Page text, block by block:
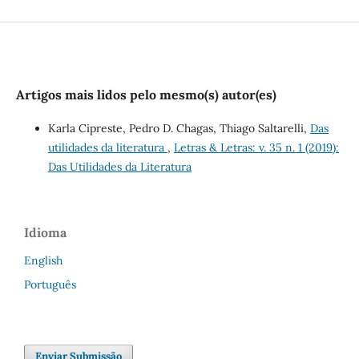
Artigos mais lidos pelo mesmo(s) autor(es)
Karla Cipreste, Pedro D. Chagas, Thiago Saltarelli, Das
utilidades da literatura , Letras & Letras: v. 35 n. 1 (2019):
Das Utilidades da Literatura
Idioma
English
Português
Enviar Submissão